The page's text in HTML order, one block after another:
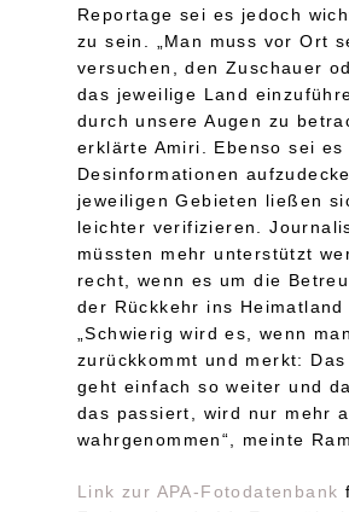
Reportage sei es jedoch
zu sein. „Man muss vor Ort
versuchen, den Zuschauer
das jeweilige Land
durch unsere Augen zu
erklärte Amiri. Ebenso sei es
Desinformationen
jeweiligen Gebieten ließen
leichter verifizieren.
müssten mehr unterstützt
recht, wenn es um die
der Rückkehr ins Heimatland
„Schwierig wird es, wenn man
zurückkommt und merkt:
geht einfach so weiter und
das passiert, wird nur mehr
wahrgenommen“, meinte
Link zur APA-Fotodatenbank